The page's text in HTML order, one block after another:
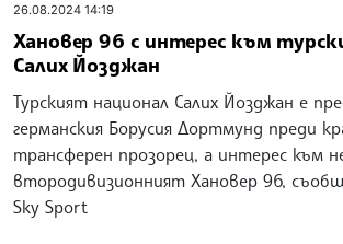
26.08.2024 14:19
Хановер 96 с интерес към
Салих Йозджан
Турският национал Салих Йозджан е
германския Борусия Дортмунд преди
трансферен прозорец, а интерес към
втородивизионният Хановер 96,
Sky Sport